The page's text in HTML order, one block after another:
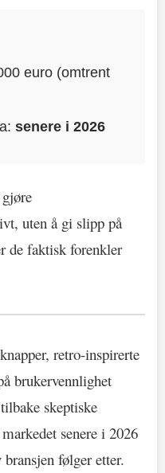
euro (omtrent
senere i 2026
uten å gi slipp på
de faktisk forenkler
retro-inspirerte
brukervennlighet
skeptiske
senere i 2026
følger etter.